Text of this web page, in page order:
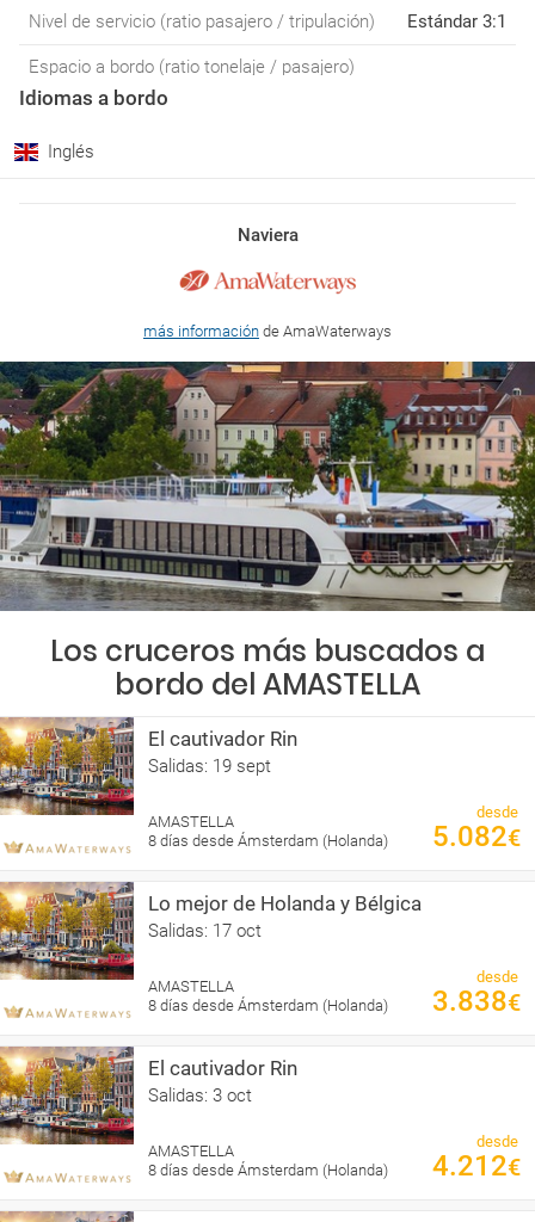
Nivel de servicio (ratio pasajero / tripulación) Estándar 3:1
Espacio a bordo (ratio tonelaje / pasajero)
Idiomas a bordo
Inglés
Naviera
más información de AmaWaterways
Los cruceros más buscados a
bordo del AMASTELLA
El cautivador Rin
Salidas: 19 sept
AMASTELLA
8 días desde Ámsterdam (Holanda)
desde
5.082€
Lo mejor de Holanda y Bélgica
Salidas: 17 oct
AMASTELLA
8 días desde Ámsterdam (Holanda)
desde
3.838€
El cautivador Rin
Salidas: 3 oct
AMASTELLA
8 días desde Ámsterdam (Holanda)
desde
4.212€